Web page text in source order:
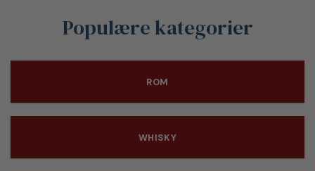
Populære kategorier
ROM
WHISKY